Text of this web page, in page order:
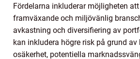
Fördelarna inkluderar möjligheten
framväxande och miljövänlig
avkastning och diversifiering av
kan inkludera högre risk på grund av
osäkerhet, potentiella